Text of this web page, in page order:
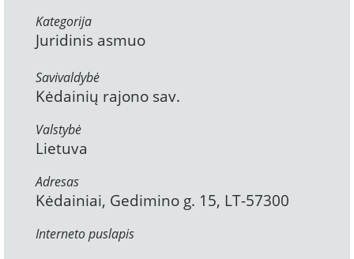
Kategorija
Juridinis asmuo
Savivaldybė
Kėdainių rajono sav.
Valstybė
Lietuva
Adresas
Kėdainiai, Gedimino g. 15, LT-57300
Interneto puslapis